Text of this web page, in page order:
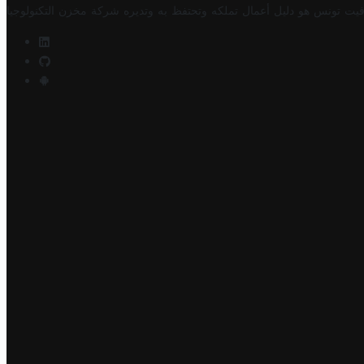
تونس هو دليل أعمال تملكه وتحتفظ به وتديره شركة مخزن التكنولوجيا